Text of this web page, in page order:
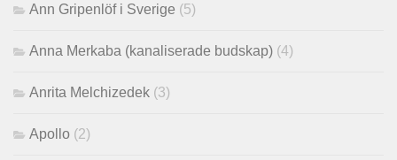
Ann Gripenlöf i Sverige (5)
Anna Merkaba (kanaliserade budskap) (4)
Anrita Melchizedek (3)
Apollo (2)